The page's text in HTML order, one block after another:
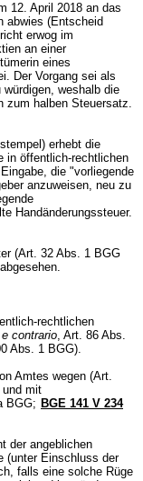
12. April 2018 an das
abwies (Entscheid
erwog im
an einer
eines
Der Vorgang sei als
weshalb die
zum halben Steuersatz.
erhebt die
in öffentlich-rechtlichen
die "vorliegende
anzuweisen, neu zu
Handänderungssteuer.
(Art. 32 Abs. 1 BGG
rechtlichen
e contrario, Art. 86 Abs.
Abs. 1 BGG).
Amtes wegen (Art.
mit
BGG; BGE 141 V 234
der angeblichen
(unter Einschluss der
falls eine solche Rüge